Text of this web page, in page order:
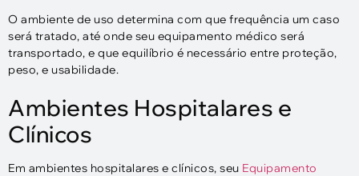
O ambiente de uso determina com que frequência um caso
será tratado, até onde seu equipamento médico será
transportado, e que equilíbrio é necessário entre proteção,
peso, e usabilidade.
Ambientes Hospitalares e
Clínicos
Em ambientes hospitalares e clínicos, seu Equipamento